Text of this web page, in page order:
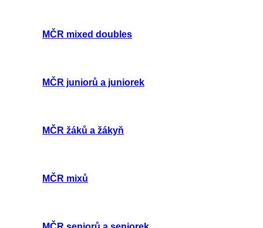
MČR mixed doubles
MČR juniorů a juniorek
MČR žáků a žákyň
MČR mixů